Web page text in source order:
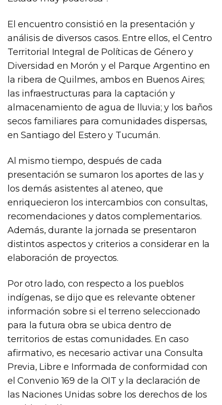
El encuentro consistió en la presentación y
análisis de diversos casos. Entre ellos, el Centro
Territorial Integral de Políticas de Género y
Diversidad en Morón y el Parque Argentino en
la ribera de Quilmes, ambos en Buenos Aires;
las infraestructuras para la captación y
almacenamiento de agua de lluvia; y los baños
secos familiares para comunidades dispersas,
en Santiago del Estero y Tucumán.
Al mismo tiempo, después de cada
presentación se sumaron los aportes de las y
los demás asistentes al ateneo, que
enriquecieron los intercambios con consultas,
recomendaciones y datos complementarios.
Además, durante la jornada se presentaron
distintos aspectos y criterios a considerar en la
elaboración de proyectos.
Por otro lado, con respecto a los pueblos
indígenas, se dijo que es relevante obtener
información sobre si el terreno seleccionado
para la futura obra se ubica dentro de
territorios de estas comunidades. En caso
afirmativo, es necesario activar una Consulta
Previa, Libre e Informada de conformidad con
el Convenio 169 de la OIT y la declaración de
las Naciones Unidas sobre los derechos de los